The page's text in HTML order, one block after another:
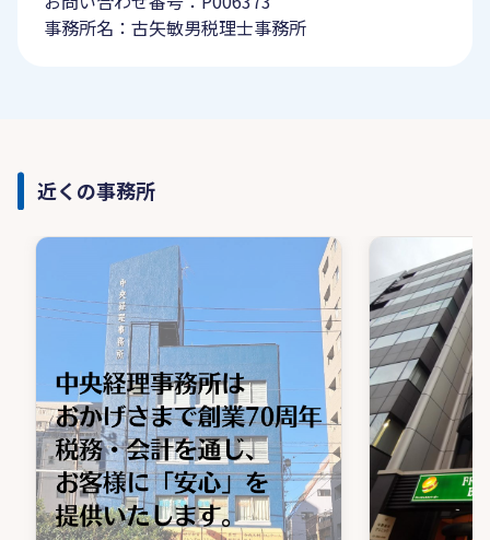
事務所名：古矢敏男税理士事務所
近くの事務所